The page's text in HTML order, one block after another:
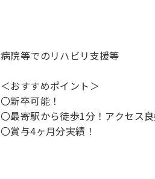
病院等でのリハビリ支援等
＜おすすめポイント＞
〇新卒可能！
〇最寄駅から徒歩1分！アクセス
〇賞与4ヶ月分実績！